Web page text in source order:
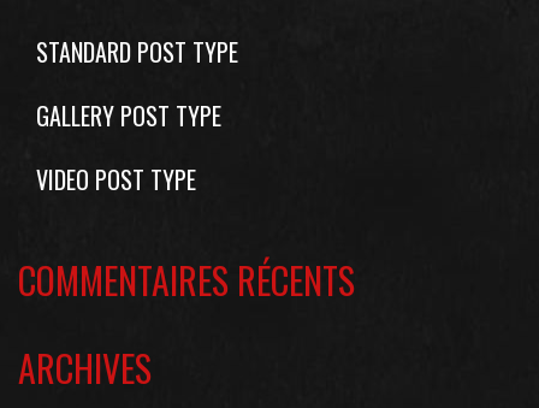
STANDARD POST TYPE
GALLERY POST TYPE
VIDEO POST TYPE
COMMENTAIRES RÉCENTS
ARCHIVES